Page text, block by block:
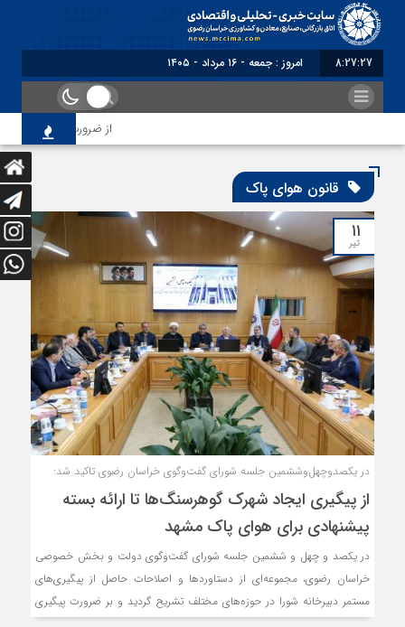
8:27:28 امروز : جمعه - ۱۶ مرداد - ۱۴۰۵
از ضرورت اصلاح
قانون هوای پاک
۱۱
تیر
در یکصدوچهل‌وششمین جلسه شورای گفت‌وگوی خراسان رضوی تاکید شد:
از پیگیری ایجاد شهرک گوهرسنگ‌ها تا ارائه بسته
پیشنهادی برای هوای پاک مشهد
در یکصد و چهل و ششمین جلسه شورای گفت‌وگوی دولت و بخش خصوصی
خراسان رضوی، مجموعه‌ای از دستاوردها و اصلاحات حاصل از پیگیری‌های
مستمر دبیرخانه شورا در حوزه‌های مختلف تشریح گردید و بر ضرورت پیگیری